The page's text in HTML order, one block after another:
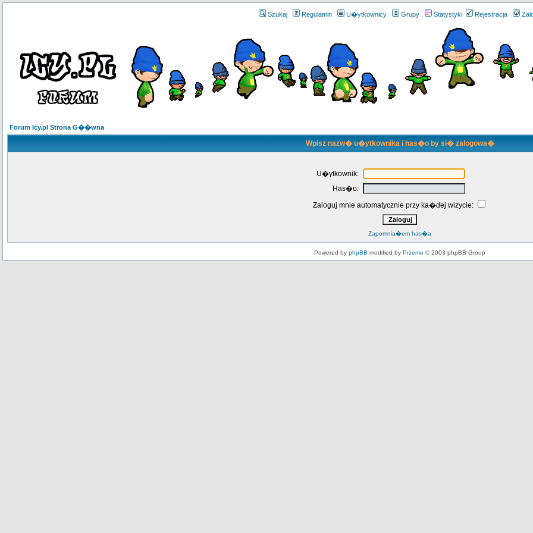
Szukaj Regulamin U�ytkownicy Grupy Statystyki Rejestracja
Forum Icy.pl Strona G��wna
Wpisz nazw� u�ytkownika i has�o by si� zalogowa�
U�ytkownik:
Has�o:
Zaloguj mnie automatycznie przy ka�dej wizycie:
Zapomnia�em has�a
Powered by phpBB modified by Przemo © 2003 phpBB Group